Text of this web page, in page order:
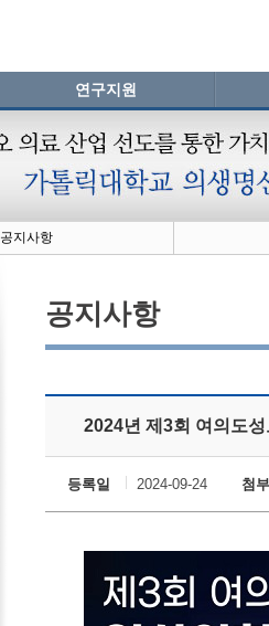
연구지원
공지사항
공지사항
2024년 제3회 여의도
등록일 2024-09-24 첨